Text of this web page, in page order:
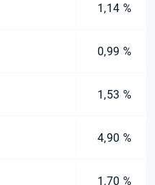
1,14 %
0,99 %
1,53 %
4,90 %
1,70 %